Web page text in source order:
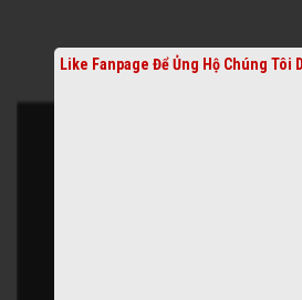
Like Fanpage Để Ủng Hộ Chúng Tôi